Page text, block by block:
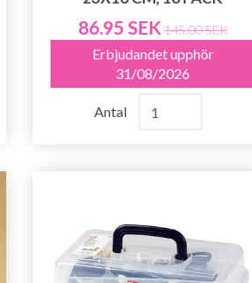
86.95 SEK 145.00 SEK
Erbjudandet upphör
31/08/2026
Antal